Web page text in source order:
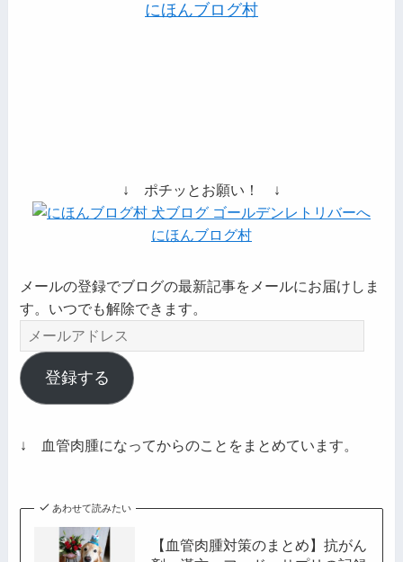
にほんブログ村
↓ ポチッとお願い！ ↓
にほんブログ村
メールの登録でブログの最新記事をメールにお届けしま
す。いつでも解除できます。
メ
ー
ル
ア
レ
登録する
↓ 血管肉腫になってからのことをまとめています。
あわせて読みたい
【血管肉腫対策のまとめ】抗がん